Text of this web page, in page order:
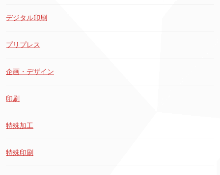
デジタル印刷
プリプレス
企画・デザイン
印刷
特殊加工
特殊印刷